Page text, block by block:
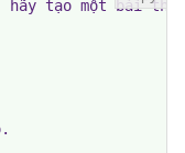
hãy tạo một bài